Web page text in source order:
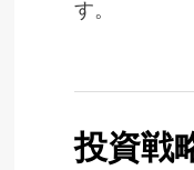
す。
投資戦